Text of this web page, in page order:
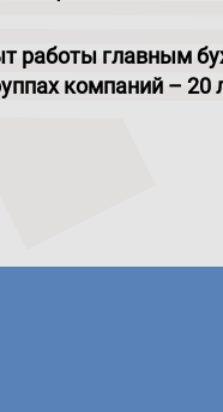
работы главным
компаний – 20